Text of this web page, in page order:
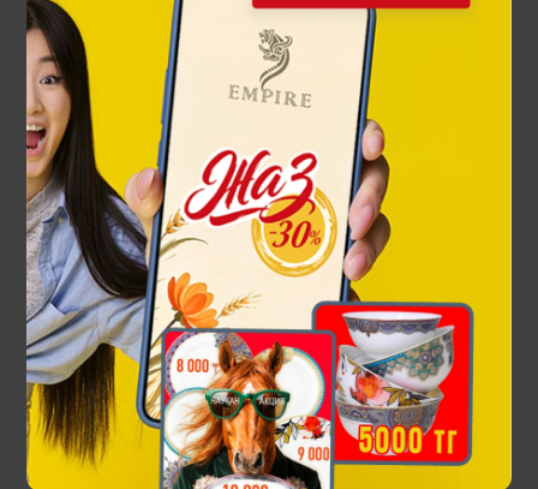
Панно Сын Великой Степи